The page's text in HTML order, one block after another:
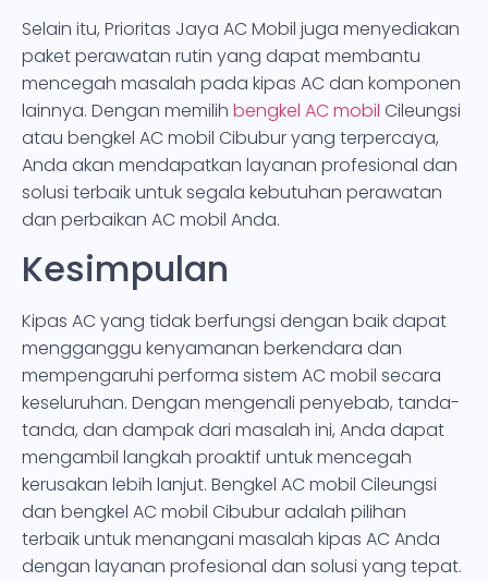
Selain itu, Prioritas Jaya AC Mobil juga menyediakan
paket perawatan rutin yang dapat membantu
mencegah masalah pada kipas AC dan komponen
lainnya. Dengan memilih bengkel AC mobil Cileungsi
atau bengkel AC mobil Cibubur yang terpercaya,
Anda akan mendapatkan layanan profesional dan
solusi terbaik untuk segala kebutuhan perawatan
dan perbaikan AC mobil Anda.
Kesimpulan
Kipas AC yang tidak berfungsi dengan baik dapat
mengganggu kenyamanan berkendara dan
mempengaruhi performa sistem AC mobil secara
keseluruhan. Dengan mengenali penyebab, tanda-
tanda, dan dampak dari masalah ini, Anda dapat
mengambil langkah proaktif untuk mencegah
kerusakan lebih lanjut. Bengkel AC mobil Cileungsi
dan bengkel AC mobil Cibubur adalah pilihan
terbaik untuk menangani masalah kipas AC Anda
dengan layanan profesional dan solusi yang tepat.